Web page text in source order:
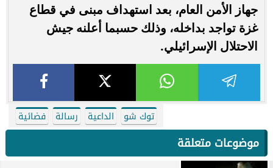
جهاز الأمن العام، بعد استهداف مبنى في قطاع
غزة تواجد بداخله، وذلك حسبما أعلنه جيش
الاحتلال الإسرائيلي.
توك شو الداعية رسالة فضائية
موضوعات متعلقة